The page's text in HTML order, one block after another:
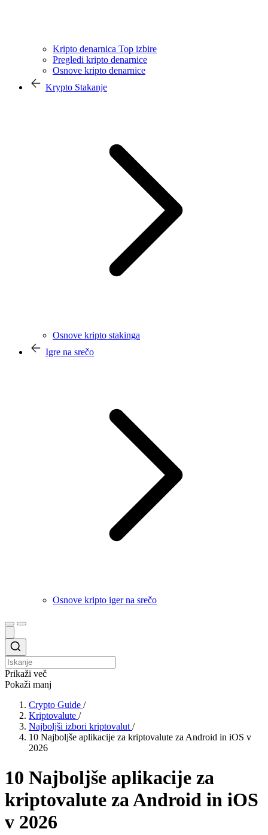
Kripto denarnica Top izbire
Pregledi kripto denarnice
Osnove kripto denarnice
Krypto Stakanje
Osnove kripto stakinga
Igre na srečo
Osnove kripto iger na srečo
Prikaži več
Pokaži manj
Crypto Guide /
Kriptovalute /
Najboljši izbori kriptovalut /
10 Najboljše aplikacije za kriptovalute za Android in iOS v
2026
10 Najboljše aplikacije za
kriptovalute za Android in iOS
v 2026